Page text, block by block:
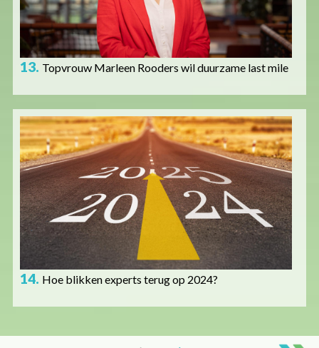
13. Topvrouw Marleen Rooders wil duurzame last mile
Afbeelding
14. Hoe blikken experts terug op 2024?